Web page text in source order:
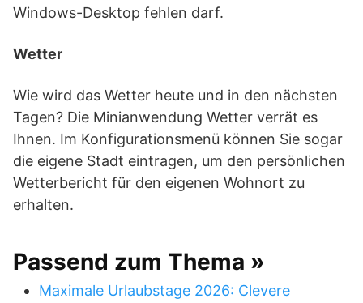
Windows-Desktop fehlen darf.
Wetter
Wie wird das Wetter heute und in den nächsten
Tagen? Die Minianwendung Wetter verrät es
Ihnen. Im Konfigurationsmenü können Sie sogar
die eigene Stadt eintragen, um den persönlichen
Wetterbericht für den eigenen Wohnort zu
erhalten.
Passend zum Thema »
Maximale Urlaubstage 2026: Clevere